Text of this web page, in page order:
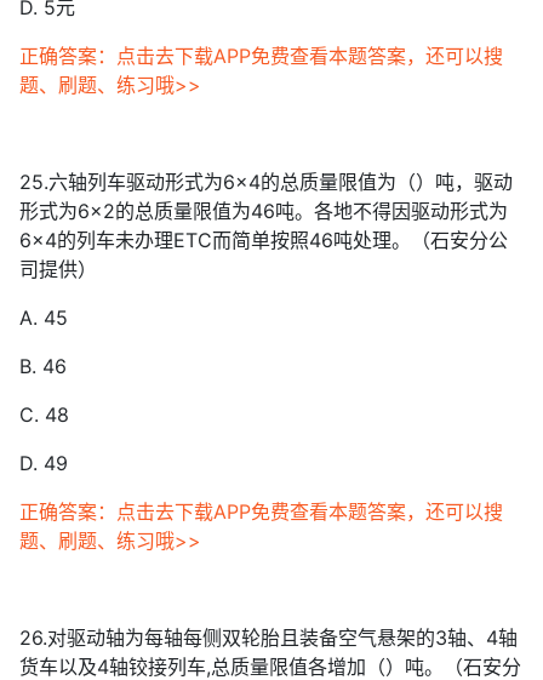
D. 5元
正确答案：点击去下载APP免费查看本题答案，还可以搜
题、刷题、练习哦>>
25.六轴列车驱动形式为6×4的总质量限值为（）吨，驱动
形式为6×2的总质量限值为46吨。各地不得因驱动形式为
6×4的列车未办理ETC而简单按照46吨处理。（石安分公
司提供）
A. 45
B. 46
C. 48
D. 49
正确答案：点击去下载APP免费查看本题答案，还可以搜
题、刷题、练习哦>>
26.对驱动轴为每轴每侧双轮胎且装备空气悬架的3轴、4轴
货车以及4轴铰接列车,总质量限值各增加（）吨。（石安分